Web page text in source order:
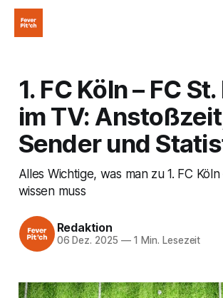
1. FC Köln – FC
im TV:
Sender und
Alles Wichtige, was man zu 1. FC
wissen muss
Redaktion
06 Dez. 2025 —1 Min. Lesezeit